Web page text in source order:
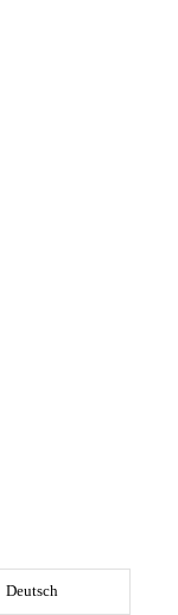
Deutsch